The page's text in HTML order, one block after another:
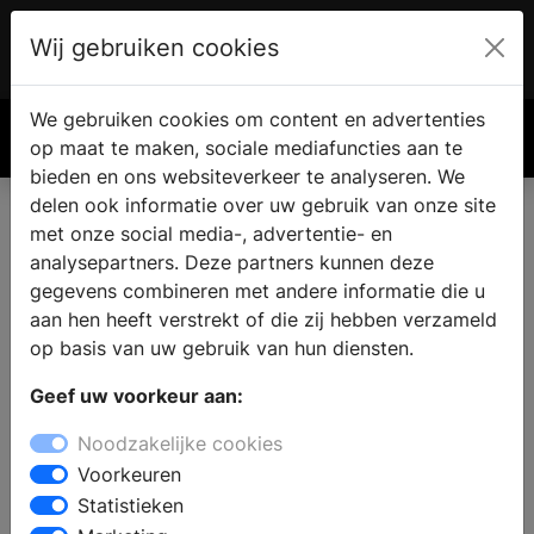
€ 0.00
Wij gebruiken cookies
We gebruiken cookies om content en advertenties
op maat te maken, sociale mediafuncties aan te
bieden en ons websiteverkeer te analyseren. We
delen ook informatie over uw gebruik van onze site
met onze social media-, advertentie- en
analysepartners. Deze partners kunnen deze
gegevens combineren met andere informatie die u
aan hen heeft verstrekt of die zij hebben verzameld
op basis van uw gebruik van hun diensten.
Geef uw voorkeur aan:
Noodzakelijke cookies
Voorkeuren
Statistieken